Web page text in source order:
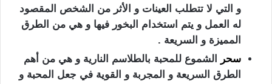
و التي لا تتطلب العينات و الأثر من الشخص المقصود
له العمل و يتم استخدام البخور فيها و هي من الطرق
المميزة و السريعة .
سحر
الشموع للمحبة بالطلاسم النارية و هي من أهم
الطرق السريعة و المجربة و القوية في جعل المحبة و